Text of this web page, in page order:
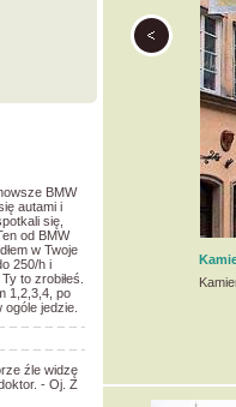
BMW
autami i
się,
od BMW
w Twoje
250/h i
to zrobiłeś.
1,2,3,4, po
jedzie.
źle widzę
- Oj. Z